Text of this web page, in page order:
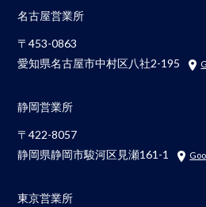
名古屋営業所
〒453-0863
愛知県名古屋市中村区八社2-195
静岡営業所
〒422-8057
静岡県静岡市駿河区見瀬161-1
東京営業所